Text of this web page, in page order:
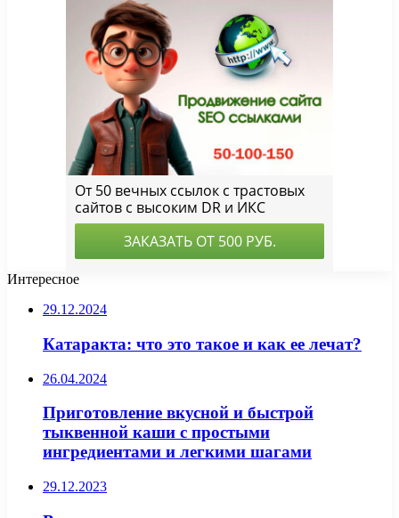
Интересное
29.12.2024
Катаракта: что это такое и как ее лечат?
26.04.2024
Приготовление вкусной и быстрой
тыквенной каши с простыми
ингредиентами и легкими шагами
29.12.2023